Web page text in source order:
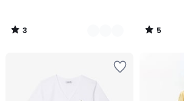
3
/
5
/